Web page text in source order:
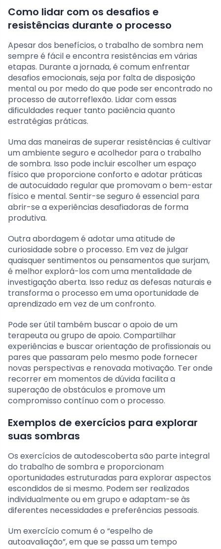
Como lidar com os desafios e
resistências durante o processo
Apesar dos benefícios, o trabalho de sombra nem
sempre é fácil e encontra resistências em várias
etapas. Durante a jornada, é comum enfrentar
desafios emocionais, seja por falta de disposição
mental ou por medo do que pode ser encontrado no
processo de autorreflexão. Lidar com essas
dificuldades requer tanto paciência quanto
estratégias práticas.
Uma das maneiras de superar resistências é cultivar
um ambiente seguro e acolhedor para o trabalho
de sombra. Isso pode incluir escolher um espaço
físico que proporcione conforto e adotar práticas
de autocuidado regular que promovam o bem-estar
físico e mental. Sentir-se seguro é essencial para
abrir-se a experiências desafiadoras de forma
produtiva.
Outra abordagem é adotar uma atitude de
curiosidade sobre o processo. Em vez de julgar
quaisquer sentimentos ou pensamentos que surjam,
é melhor explorá-los com uma mentalidade de
investigação aberta. Isso reduz as defesas naturais e
transforma o processo em uma oportunidade de
aprendizado em vez de um confronto.
Pode ser útil também buscar o apoio de um
terapeuta ou grupo de apoio. Compartilhar
experiências e buscar orientação de profissionais ou
pares que passaram pelo mesmo pode fornecer
novas perspectivas e renovada motivação. Ter onde
recorrer em momentos de dúvida facilita a
superação de obstáculos e promove um
compromisso contínuo com o processo.
Exemplos de exercícios para explorar
suas sombras
Os exercícios de autodescoberta são parte integral
do trabalho de sombra e proporcionam
oportunidades estruturadas para explorar aspectos
escondidos de si mesmo. Podem ser realizados
individualmente ou em grupo e adaptam-se às
diferentes necessidades e preferências pessoais.
Um exercício comum é o “espelho de
autoavaliação”, em que se passa um tempo